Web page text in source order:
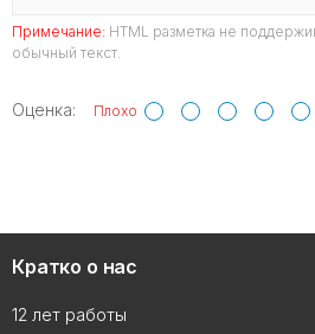
Примечание: HTML разметка не
обычный текст.
Оценка: Плохо
Кратко о нас
12 лет работы